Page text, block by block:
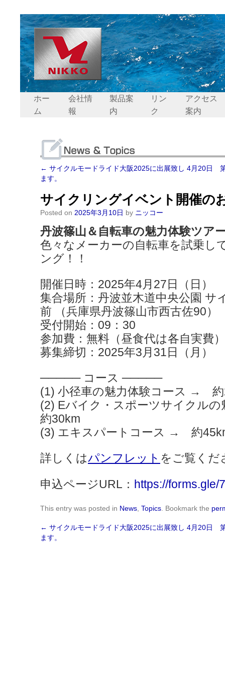
ホー
ム
会社情
報
製品案
内
リン
ク
アクセス
案内
← サイクルモードライド大阪2025に出展致し
ます。
4月20日
サイクリングイベント開催の
Posted on 2025年3月10日 by ニッコー
丹波篠山＆自転車の魅力体験ツア
色々なメーカーの自転車を試乗し
ング！！
開催日時：2025年4月27日（日）
集合場所：丹波並木道中央公園 サ
前 （兵庫県丹波篠山市西古佐90）
受付開始：09：30
参加費：無料（昼食代は各自実費）
募集締切：2025年3月31日（月）
───── コース ─────
(1) 小径車の魅力体験コース →
(2) Eバイク・スポーツサイクル
約30km
(3) エキスパートコース → 約
詳しくはパンフレット をご覧くだ
申込ページURL： https://forms.gle/
This entry was posted in News Topics . Bookmark the
← サイクルモードライド大阪2025に出展致し
ます。
4月20日